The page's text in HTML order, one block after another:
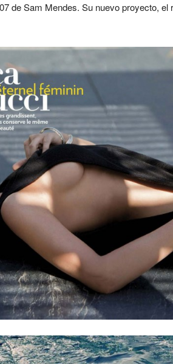
de Sam Mendes. Su nuevo proyecto,